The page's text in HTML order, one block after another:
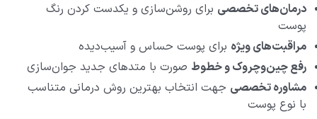
درمان‌های تخصصی برای روشن‌سازی و یکدست کردن رنگ
پوست
مراقبت‌های ویژه برای پوست حساس و آسیب‌دیده
رفع چین‌وچروک و خطوط صورت با متدهای جدید جوان‌سازی
مشاوره تخصصی جهت انتخاب بهترین روش درمانی متناسب
با نوع پوست